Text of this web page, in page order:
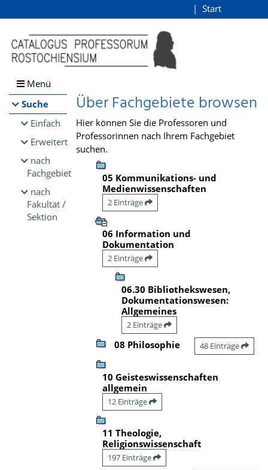
Browsen
direkt zum Inhalt
Start
Menü
Suche
Einfach
Erweitert
nach
Fachgebiet
nach
Fakultät /
Sektion
Über Fachgebiete browsen
Hier können Sie die Professoren und
Professorinnen nach Ihrem Fachgebiet
suchen.
05 Kommunikations- und
Medienwissenschaften
2 Einträge
06 Information und
Dokumentation
2 Einträge
06.30 Bibliothekswesen,
Dokumentationswesen:
Allgemeines
2 Einträge
08 Philosophie 48 Einträge
10 Geisteswissenschaften
allgemein
12 Einträge
11 Theologie,
Religionswissenschaft
197 Einträge